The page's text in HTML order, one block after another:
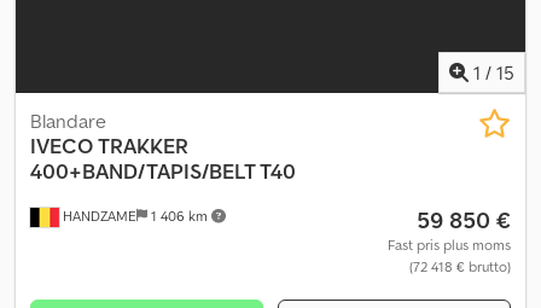
1 / 15
HANDZAME 1 406 km
Blandare
IVECOTRAKKER
400+BAND/TAPIS/BELT T40
59 850 €
Fast pris plus moms
(72 418 € brutto)